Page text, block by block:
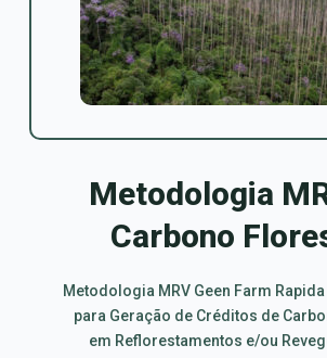
Metodologia
Carbono
Metodologia MRV Geen Farm
para Geração de Créditos de
em Reflorestamentos e/ou